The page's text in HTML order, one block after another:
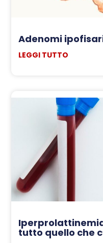
Adenomi
LEGGI TUTTO
tutto quello che